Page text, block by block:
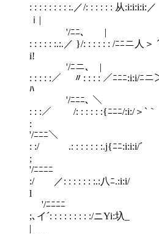
: : : : : : : : :.／/: : : : : : 从:i:i:i:i:
'/ﾆﾆ､ |
: : : : : :.:.／ }/: : : : : : /ﾆﾆニ人＞
'/ﾆニ､ |
: : : : :／ 〃: : : : ／ﾆﾆﾆ:i:i/ﾆニ
'/ﾆﾆﾆ､ ＼
: : :／ /: : : : : :{ﾆﾆ
'/ﾆﾆﾆ＼
: :/ .: : : : : : :.j{
'/ﾆﾆﾆﾆ
:/ ／: : : : : :
'/ﾆﾆﾆﾆ
;､イ´: : : : : : : :
|